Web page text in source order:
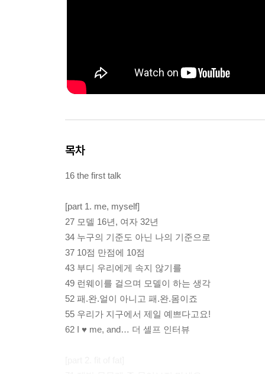
목차
16 the first talk
[part 1. me, myself]
27 모델 16년, 여자 32년
34 누구의 기준도 아닌 나의 기준으로
37 10점 만점에 10점
43 부디 우리에게 속지 않기를
49 런웨이를 걸으며 모델이 하는 생각
52 패.완.얼이 아니고 패.완.몸이죠
55 우리가 지구에서 제일 예쁘다고요!
62 I ♥ me, and… 더 셀프 인터뷰